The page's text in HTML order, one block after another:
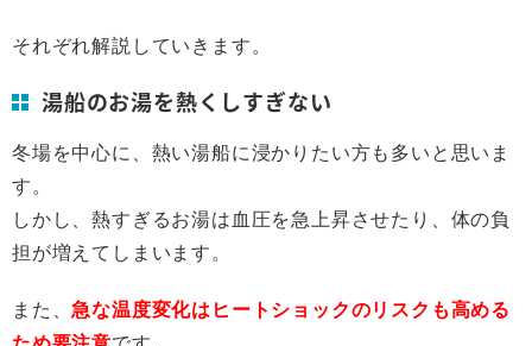
それぞれ解説していきます。
湯船のお湯を熱くしすぎない
冬場を中心に、熱い湯船に浸かりたい方も多いと思いま
す。
しかし、熱すぎるお湯は血圧を急上昇させたり、体の負
担が増えてしまいます。
また、急な温度変化はヒートショックのリスクも高める